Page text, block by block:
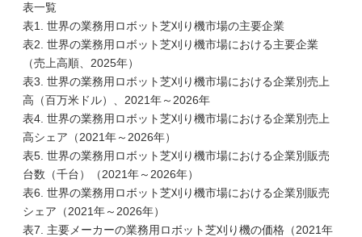
表一覧
表1. 世界の業務用ロボット芝刈り機市場の主要企業
表2. 世界の業務用ロボット芝刈り機市場における主要企業
（売上高順、2025年）
表3. 世界の業務用ロボット芝刈り機市場における企業別売上
高（百万米ドル）、2021年～2026年
表4. 世界の業務用ロボット芝刈り機市場における企業別売上
高シェア（2021年～2026年）
表5. 世界の業務用ロボット芝刈り機市場における企業別販売
台数（千台）（2021年～2026年）
表6. 世界の業務用ロボット芝刈り機市場における企業別販売
シェア（2021年～2026年）
表7. 主要メーカーの業務用ロボット芝刈り機の価格（2021年